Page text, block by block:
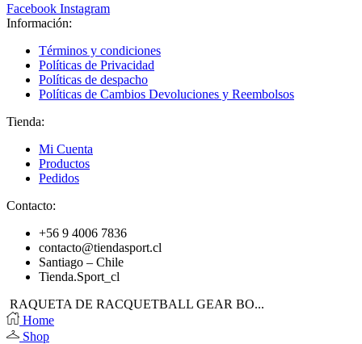
Facebook Instagram
Información:
Términos y condiciones
Políticas de Privacidad
Políticas de despacho
Políticas de Cambios Devoluciones y Reembolsos
Tienda:
Mi Cuenta
Productos
Pedidos
Contacto:
+56 9 4006 7836
contacto@tiendasport.cl
Santiago – Chile
Tienda.Sport_cl
RAQUETA DE RACQUETBALL GEAR BO...
Home
Shop